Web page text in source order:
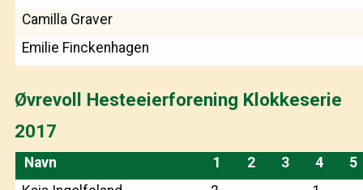
Camilla Graver
Emilie Finckenhagen
Øvrevoll Hesteeierforening Klokkeserie
2017
Navn 1 2 3 4
5